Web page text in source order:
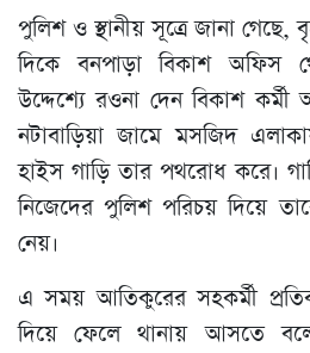
পুলিশ ও স্থানীয় সূত্রে জানা
দিকে বনপাড়া বিকাশ অফিস
উদ্দেশ্যে রওনা দেন বিকাশ কর্মী
নটাবাড়িয়া জামে মসজিদ
হাইস গাড়ি তার পথরোধ করে।
নিজেদের পুলিশ পরিচয় দিয়ে
নেয়।
এ সময় আতিকুরের সহকর্মী
দিয়ে ফেলে থানায় আসতে